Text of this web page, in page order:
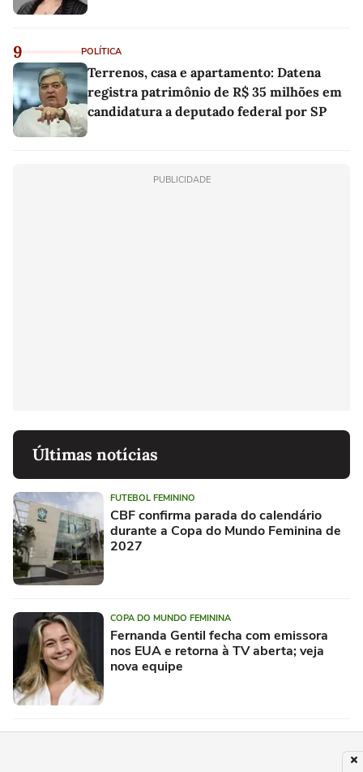
9 POLÍTICA
Terrenos, casa e apartamento: Datena
registra patrimônio de R$ 35 milhões em
candidatura a deputado federal por SP
PUBLICIDADE
Últimas notícias
FUTEBOL FEMININO
CBF confirma parada do calendário
durante a Copa do Mundo Feminina de
2027
COPA DO MUNDO FEMININA
Fernanda Gentil fecha com emissora
nos EUA e retorna à TV aberta; veja
nova equipe